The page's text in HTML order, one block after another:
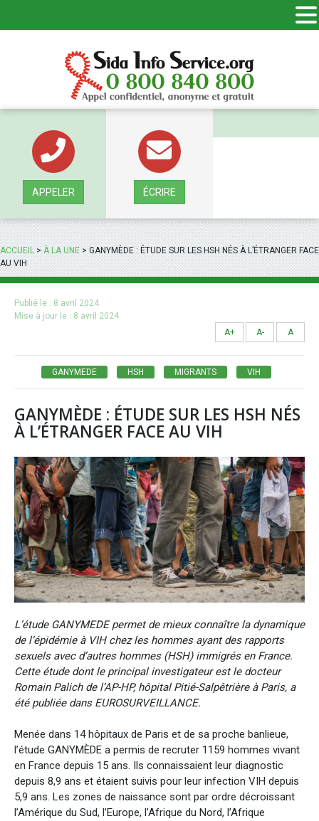
APPELER ÉCRIRE
ACCUEIL>À LA UNE>GANYMÈDE : ÉTUDE SUR LES HSH NÉS À L’ÉTRANGER FACE
AU VIH
Publié le : 8 avril 2024
Mise à jour le : 8 avril 2024
A+
A- A
GANYMEDE HSH MIGRANTS VIH
GANYMÈDE : ÉTUDE SUR LES HSH NÉS
À L’ÉTRANGER FACE AU VIH
L’étude GANYMEDE permet de mieux connaître la dynamique
de l’épidémie à VIH chez les hommes ayant des rapports
sexuels avec d’autres hommes (HSH) immigrés en France.
Cette étude dont le principal investigateur est le docteur
Romain Palich de l’AP-HP, hôpital Pitié-Salpêtrière à Paris, a
été publiée dans EUROSURVEILLANCE.
Menée dans 14 hôpitaux de Paris et de sa proche banlieue,
l’étude GANYMÈDE a permis de recruter 1159 hommes vivant
en France depuis 15 ans. Ils connaissaient leur diagnostic
depuis 8,9 ans et étaient suivis pour leur infection VIH depuis
5,9 ans. Les zones de naissance sont par ordre décroissant
l’Amérique du Sud, l’Europe, l’Afrique du Nord, l’Afrique